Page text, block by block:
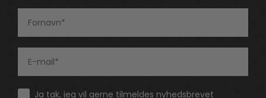
Consent
Ja tak, jeg vil gerne tilmeldes nyhedsbrevet